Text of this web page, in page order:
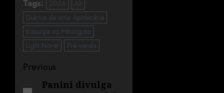
Tags: 2026
Alt
Diários de uma Apotecária
Kusuriya no Hitorigoto
Light Novel
Pré-venda
Previous
Panini divulga